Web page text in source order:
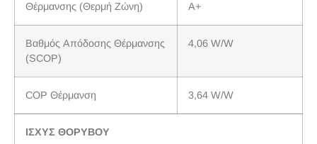
Θέρμανσης (Θερμή Ζώνη) A+
Βαθμός Απόδοσης Θέρμανσης
(SCOP)
4,06 W/W
COP Θέρμανση 3,64 W/W
ΙΣΧΥΣ ΘΟΡΥΒΟΥ